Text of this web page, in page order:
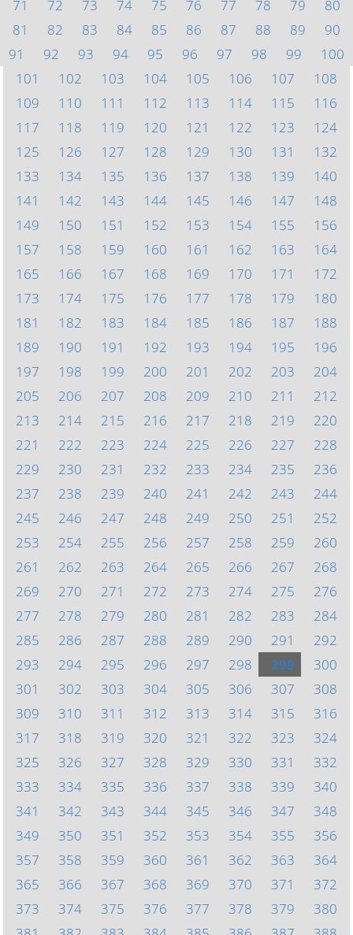
71
72 73 74 75 76 77 78 79
80
81
82 83 84 85 86 87 88 89
90
91
92 93 94 95 96 97 98 99
100
101
102 103 104 105 106 107
108
109
110 111 112 113 114 115
116
117
118 119 120 121 122 123
124
125
126 127 128 129 130 131
132
133
134 135 136 137 138 139
140
141
142 143 144 145 146 147
148
149
150 151 152 153 154 155
156
157
158 159 160 161 162 163
164
165
166 167 168 169 170 171
172
173
174 175 176 177 178 179
180
181
182 183 184 185 186 187
188
189
190 191 192 193 194 195
196
197
198 199 200 201 202 203
204
205
206 207 208 209 210 211
212
213
214 215 216 217 218 219
220
221
222 223 224 225 226 227
228
229
230 231 232 233 234 235
236
237
238 239 240 241 242 243
244
245
246 247 248 249 250 251
252
253
254 255 256 257 258 259
260
261
262 263 264 265 266 267
268
269
270 271 272 273 274 275
276
277
278 279 280 281 282 283
284
285
286 287 288 289 290 291
292
293
294 295 296 297 298 299
300
301
302 303 304 305 306 307
308
309
310 311 312 313 314 315
316
317
318 319 320 321 322 323
324
325
326 327 328 329 330 331
332
333
334 335 336 337 338 339
340
341
342 343 344 345 346 347
348
349
350 351 352 353 354 355
356
357
358 359 360 361 362 363
364
365
366 367 368 369 370 371
372
373
374 375 376 377 378 379
380